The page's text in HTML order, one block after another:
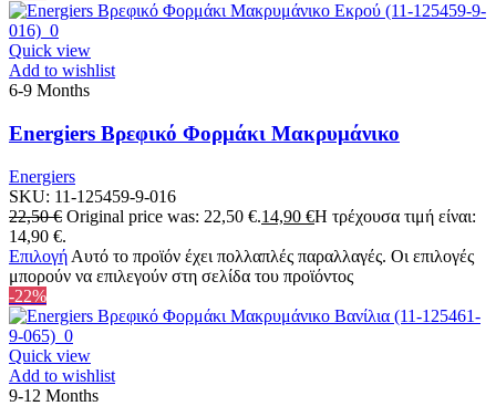
Quick view
Add to wishlist
6-9 Months
Energiers Βρεφικό Φορμάκι Μακρυμάνικο
Energiers
SKU: 11-125459-9-016
22,50€ Original price was: 22,50 €.14,90 €Η τρέχουσα τιμή είναι:
14,90 €.
Επιλογή Αυτό το προϊόν έχει πολλαπλές παραλλαγές. Οι επιλογές
μπορούν να επιλεγούν στη σελίδα του προϊόντος
-22%
Quick view
Add to wishlist
9-12 Months